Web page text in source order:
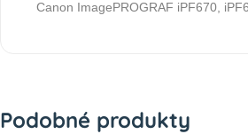
Canon ImagePROGRAF iPF670,
Podobné produkty